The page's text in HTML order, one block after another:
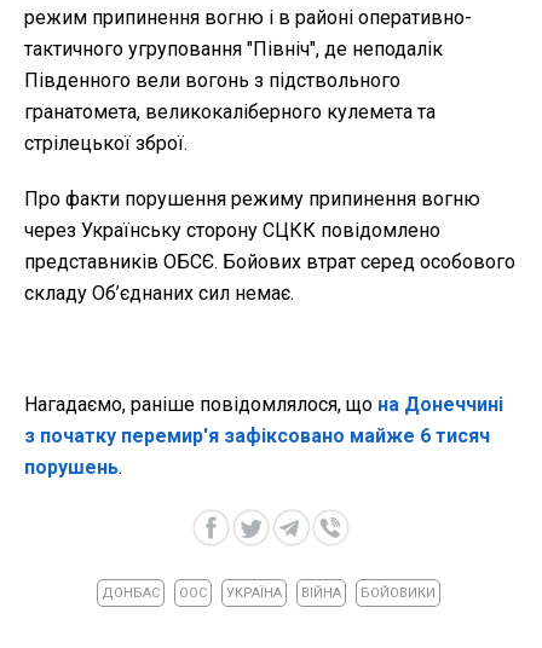
режим припинення вогню і в районі оперативно-
тактичного угруповання "Північ", де неподалік
Південного вели вогонь з підствольного
гранатомета, великокаліберного кулемета та
стрілецької зброї.
Про факти порушення режиму припинення вогню
через Українську сторону СЦКК повідомлено
представників ОБСЄ. Бойових втрат серед особового
складу Об’єднаних сил немає.
Нагадаємо, раніше повідомлялося, що на Донеччині
з початку перемир'я зафіксовано майже 6 тисяч
порушень.
ДОНБАС ООС УКРАЇНА ВІЙНА БОЙОВИКИ